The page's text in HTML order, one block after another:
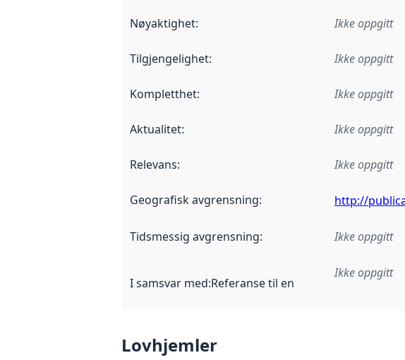
Nøyaktighet: Ikke oppgitt
Tilgjengelighet: Ikke oppgitt
Kompletthet: Ikke oppgitt
Aktualitet: Ikke oppgitt
Relevans: Ikke oppgitt
Geografisk avgrensning: http://
Tidsmessig avgrensning: Ikke oppgitt
I samsvar med:Referanse til en
Ikke oppgitt
Lovhjemler